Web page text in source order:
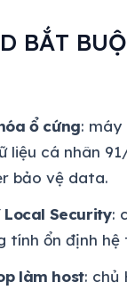
BẮT
ổ cứng: máy
liệu cá nhân
bảo vệ data.
Security:
tính ổn định hệ
làm host: chủ